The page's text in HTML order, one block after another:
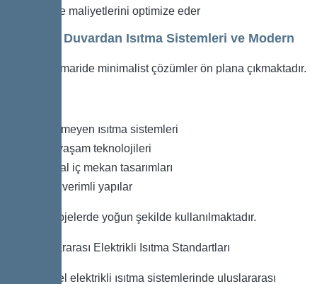
İşletme maliyetlerini optimize eder
Elektrikli Duvardan Isıtma Sistemleri ve Modern
Modern mimaride minimalist çözümler ön plana çıkmaktadır.
Görünmeyen ısıtma sistemleri
Akıllı yaşam teknolojileri
Minimal iç mekan tasarımları
Enerji verimli yapılar
modern projelerde yoğun şekilde kullanılmaktadır.
Uluslararası Elektrikli Isıtma Standartları
Profesyonel elektrikli ısıtma sistemlerinde uluslararası